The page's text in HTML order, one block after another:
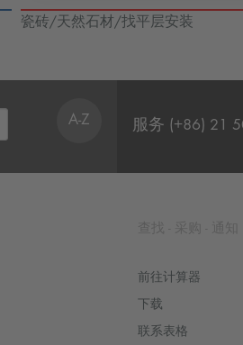
瓷砖/天然石材/找平层安装
A-Z 服务 (+86) 21
前往计算器
下载
联系表格